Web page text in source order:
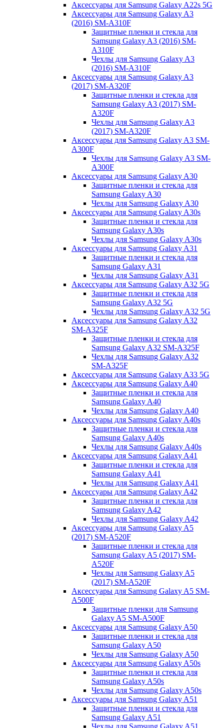
Аксессуары для Samsung Galaxy A22s 5G
Аксессуары для Samsung Galaxy A3
(2016) SM-A310F
Защитные пленки и стекла для
Samsung Galaxy A3 (2016) SM-
A310F
Чехлы для Samsung Galaxy A3
(2016) SM-A310F
Аксессуары для Samsung Galaxy A3
(2017) SM-A320F
Защитные пленки и стекла для
Samsung Galaxy A3 (2017) SM-
A320F
Чехлы для Samsung Galaxy A3
(2017) SM-A320F
Аксессуары для Samsung Galaxy A3 SM-
A300F
Чехлы для Samsung Galaxy A3 SM-
A300F
Аксессуары для Samsung Galaxy A30
Защитные пленки и стекла для
Samsung Galaxy A30
Чехлы для Samsung Galaxy A30
Аксессуары для Samsung Galaxy A30s
Защитные пленки и стекла для
Samsung Galaxy A30s
Чехлы для Samsung Galaxy A30s
Аксессуары для Samsung Galaxy A31
Защитные пленки и стекла для
Samsung Galaxy A31
Чехлы для Samsung Galaxy A31
Аксессуары для Samsung Galaxy A32 5G
Защитные пленки и стекла для
Samsung Galaxy A32 5G
Чехлы для Samsung Galaxy A32 5G
Аксессуары для Samsung Galaxy A32
SM-A325F
Защитные пленки и стекла для
Samsung Galaxy A32 SM-A325F
Чехлы для Samsung Galaxy A32
SM-A325F
Аксессуары для Samsung Galaxy A33 5G
Аксессуары для Samsung Galaxy A40
Защитные пленки и стекла для
Samsung Galaxy A40
Чехлы для Samsung Galaxy A40
Аксессуары для Samsung Galaxy A40s
Защитные пленки и стекла для
Samsung Galaxy A40s
Чехлы для Samsung Galaxy A40s
Аксессуары для Samsung Galaxy A41
Защитные пленки и стекла для
Samsung Galaxy A41
Чехлы для Samsung Galaxy A41
Аксессуары для Samsung Galaxy A42
Защитные пленки и стекла для
Samsung Galaxy A42
Чехлы для Samsung Galaxy A42
Аксессуары для Samsung Galaxy A5
(2017) SM-A520F
Защитные пленки и стекла для
Samsung Galaxy A5 (2017) SM-
A520F
Чехлы для Samsung Galaxy A5
(2017) SM-A520F
Аксессуары для Samsung Galaxy A5 SM-
A500F
Защитные пленки для Samsung
Galaxy A5 SM-A500F
Аксессуары для Samsung Galaxy A50
Защитные пленки и стекла для
Samsung Galaxy A50
Чехлы для Samsung Galaxy A50
Аксессуары для Samsung Galaxy A50s
Защитные пленки и стекла для
Samsung Galaxy A50s
Чехлы для Samsung Galaxy A50s
Аксессуары для Samsung Galaxy A51
Защитные пленки и стекла для
Samsung Galaxy A51
Чехлы для Samsung Galaxy A51